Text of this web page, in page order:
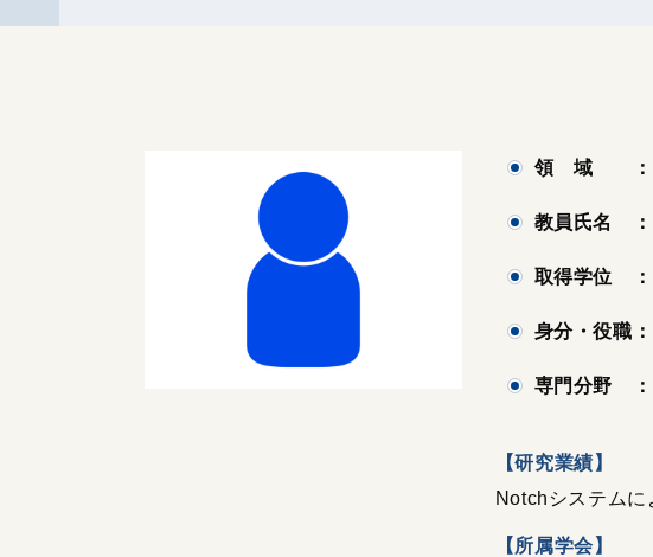
領 域
教員氏名 ：
取得学位
身分・役職
専門分野
【研究業績】
Notchシステム
【所属学会】